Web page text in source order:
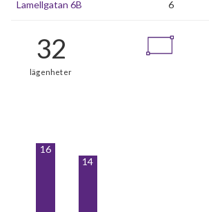
Lamellgatan 6B 6
32
16
14